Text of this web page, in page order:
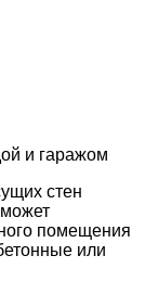
и гаражом
стен
помещения
или